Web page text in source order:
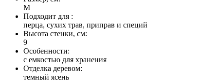
М
Подходит для :
перца, сухих трав, приправ и специй
Высота стенки, см:
9
Особенности:
с емкостью для хранения
Отделка деревом:
темный ясень